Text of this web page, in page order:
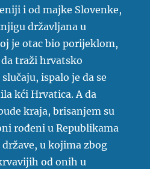
i od majke Slovenke,
državljana u
je otac bio porijeklom,
traži hrvatsko
ispalo je da se
kći Hrvatica. A da
kraja, brisanjem su
rođeni u Republikama
u kojima zbog
od onih u